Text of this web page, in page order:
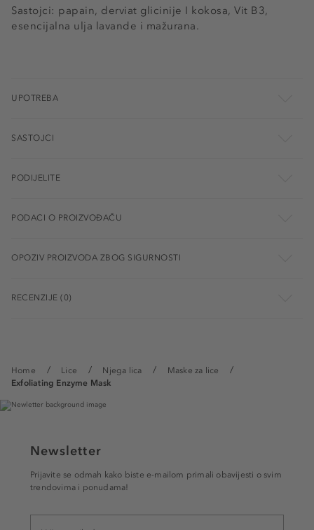
Home Lice Njega lica
Maske za lice
Exfoliating Enzyme Mask
Sastojci: papain, derviat glicinije I kokosa, Vit B3,
esencijalna ulja lavande i mažurana.
UPOTREBA
SASTOJCI
PODIJELITE
PODACI O PROIZVOĐAČU
OPOZIV PROIZVODA ZBOG SIGURNOSTI
RECENZIJE (0)
Newsletter
Prijavite se odmah kako biste e-mailom primali obavijesti o svim
trendovima i ponudama!